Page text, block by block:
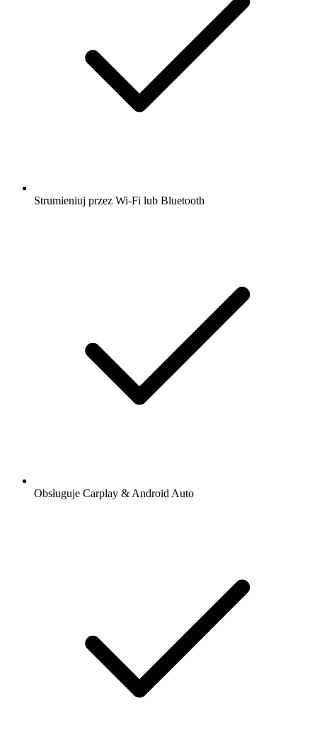
Strumieniuj przez Wi-Fi lub Bluetooth
Obsługuje Carplay & Android Auto